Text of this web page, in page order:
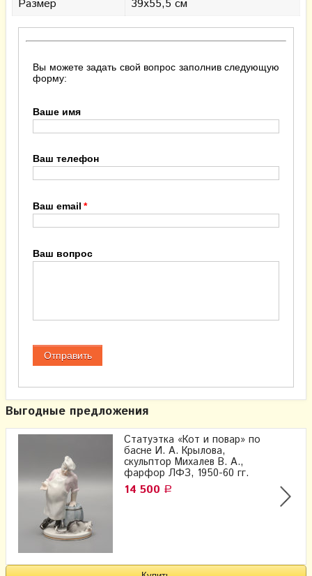
Размер
39х55,5 см
Вы можете задать свой вопрос заполнив следующую
форму:
Ваше имя
Ваш телефон
Ваш email
Ваш вопрос
Выгодные предложения
Статуэтка «Кот и повар» по
басне И. А. Крылова,
скульптор Михалев В. А.,
фарфор ЛФЗ, 1950-60 гг.
14 500 Р